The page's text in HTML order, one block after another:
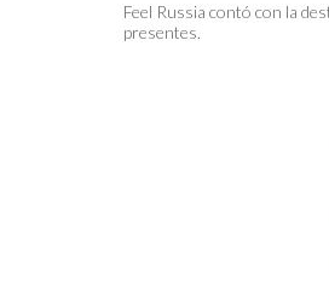
Feel Russia contó con la
presentes.